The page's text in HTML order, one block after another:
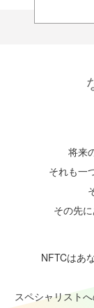
将来
それも一
その先
NFTCはあ
スペシャリスト